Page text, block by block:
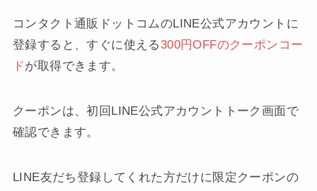
コンタクト通販ドットコムのLINE公式アカウントに
登録すると、すぐに使える300円OFFのクーポンコー
ドが取得できます。
クーポンは、初回LINE公式アカウントトーク画面で
確認できます。
LINE友だち登録してくれた方だけに限定クーポンの